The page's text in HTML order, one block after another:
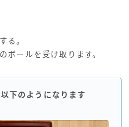
る。
ボールを受け取ります。
下のようになります